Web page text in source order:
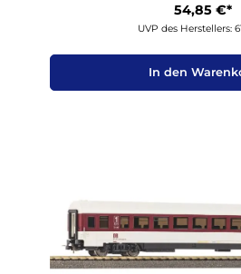
54,85 €*
UVP des Herstellers:
In den